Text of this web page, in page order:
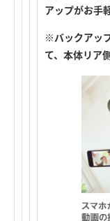
アップがお手
※バックアッ
て、本体リア